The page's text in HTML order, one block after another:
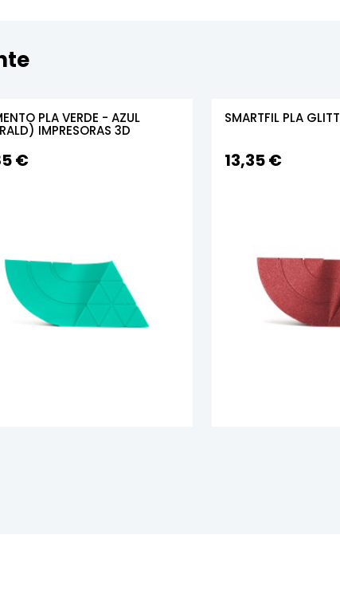
PLA VERDE - AZUL
IMPRESORAS 3D
€
SMARTFIL PLA
13,35 €